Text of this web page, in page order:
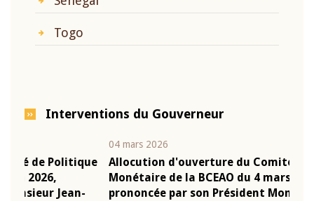
Togo
Interventions du Gouverneur
Allocution d'ouverture du Comité de Politique
Monétaire de la BCEAO du 4 mars 2026,
prononcée par son Président Monsieur Jean-